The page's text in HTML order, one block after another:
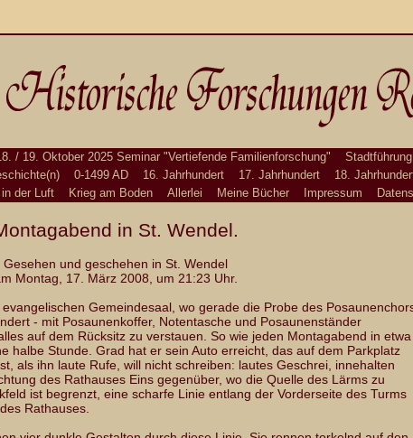
/ 19. Oktober 2025 Seminar "Vertiefende Familienforschung" Stadtführung
0-1499 AD 16. Jahrhundert 17. Jahrhundert 18.
in der Luft Krieg am Boden Allerlei Meine Bücher Impressum
in St. Wendel.
Gesehen und geschehen in St. Wendel
Montag, 17. März 2008, um 21:23 Uhr.
Gemeindesaal, wo gerade die Probe des
- mit Posaunenkoffer, Notentasche und Posaunenständer
auf dem Rücksitz zu verstauen. So wie jeden Montagabend in etwa
halbe Stunde. Grad hat er sein Auto erreicht, das auf dem Parkplatz
als ihn laute Rufe, will nicht schreiben: lautes Geschrei, innehalten
des Rathauses Eins gegenüber, wo die Quelle des Lärms zu
ist begrenzt, eine scharfe Linie entlang der Vorderseite des Turms
Rathauses.